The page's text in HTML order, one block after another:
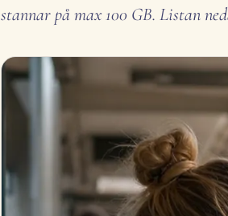
stannar på max 100 GB. Listan